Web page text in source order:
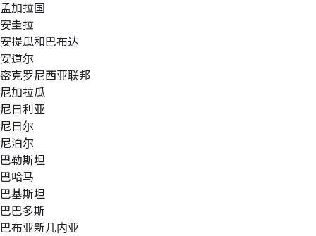
孟加拉国
安圭拉
安提瓜和巴布达
安道尔
密克罗尼西亚联邦
尼加拉瓜
尼日利亚
尼日尔
尼泊尔
巴勒斯坦
巴哈马
巴基斯坦
巴巴多斯
巴布亚新几内亚